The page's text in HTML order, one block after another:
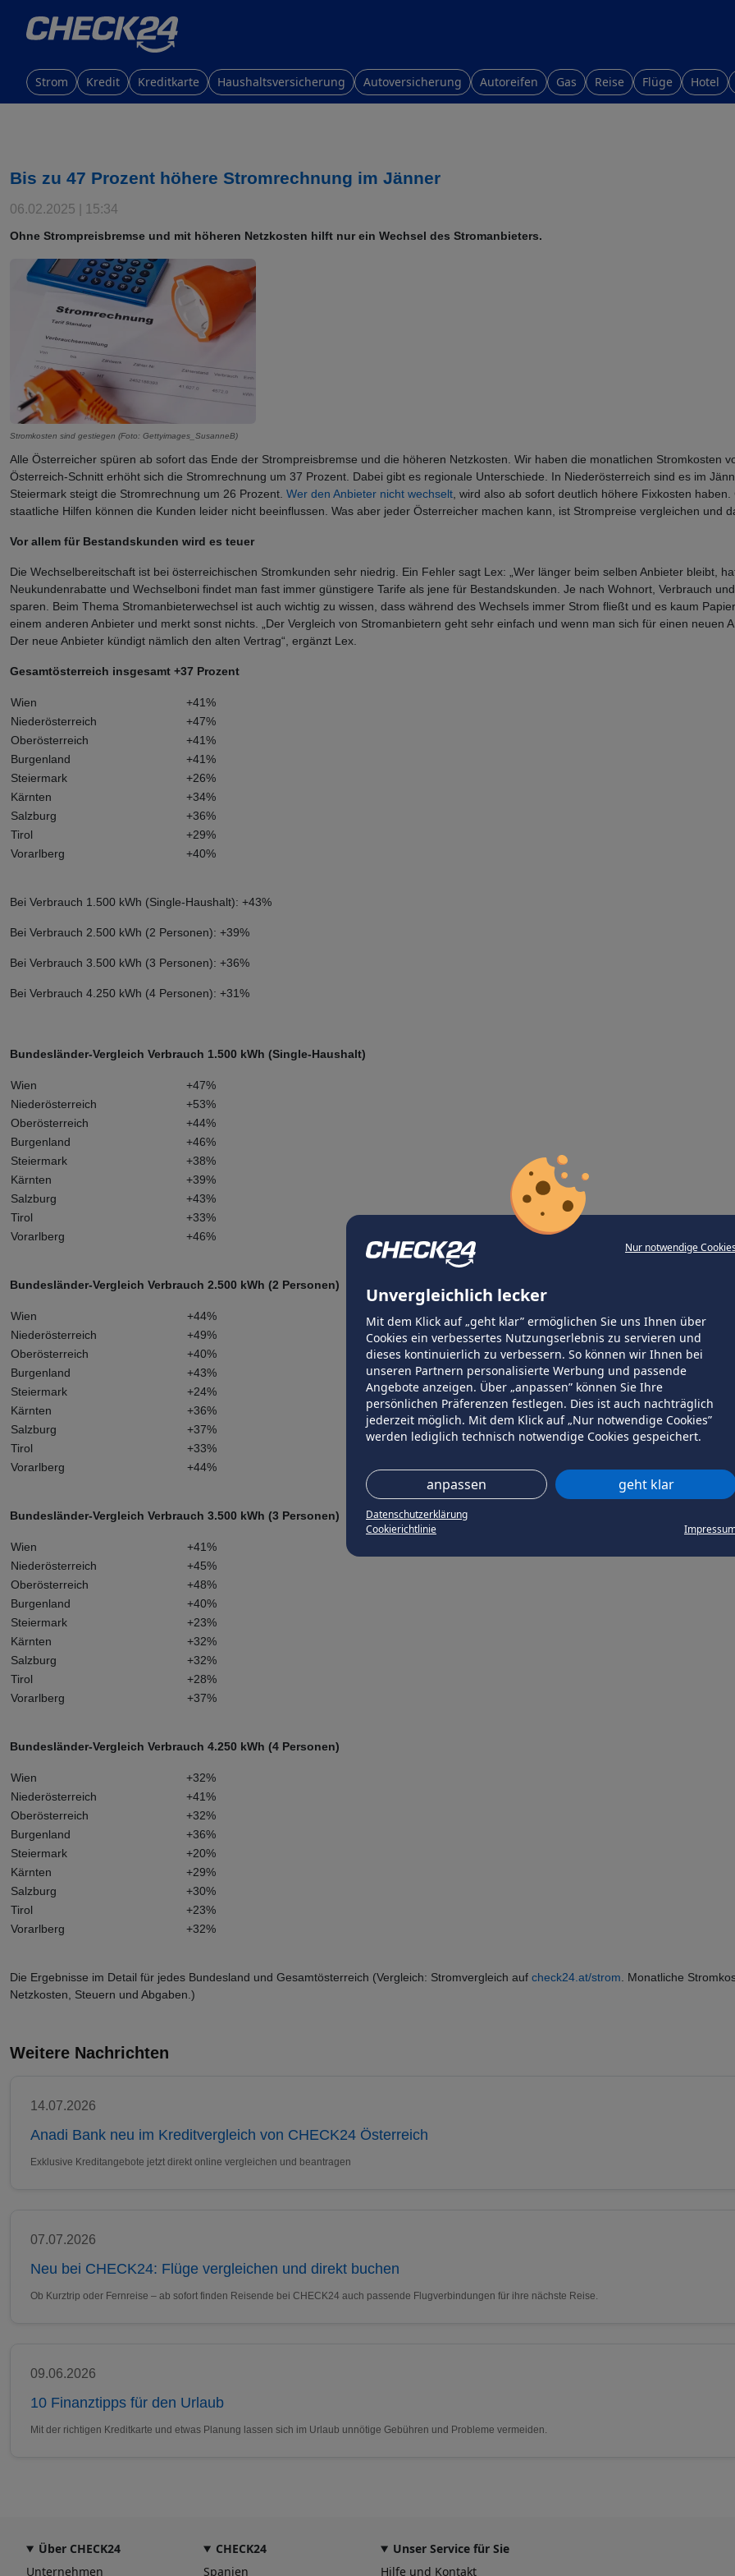
Nur notwendige
Unvergleichlich lecker
Mit dem Klick auf „geht klar” ermöglichen Sie uns Ihnen über
Cookies ein verbessertes Nutzungserlebnis zu servieren und
dieses kontinuierlich zu verbessern. So können wir Ihnen bei
unseren Partnern personalisierte Werbung und passende
Angebote anzeigen. Über „anpassen” können Sie Ihre
persönlichen Präferenzen festlegen. Dies ist auch nachträglich
jederzeit möglich. Mit dem Klick auf „Nur notwendige Cookies”
werden lediglich technisch notwendige Cookies gespeichert.
anpassen geht klar
Datenschutzerklärung
Cookierichtlinie
Strom Kredit Kreditkarte Haushaltsversicherung Autoversicherung Autoreifen Gas Reise Flüge Hotel
Bis zu 47 Prozent höhere Stromrechnung im Jänner
06.02.2025 | 15:34
Ohne Strompreisbremse und mit höheren Netzkosten hilft nur ein Wechsel des Stromanbieters.
Stromkosten sind gestiegen (Foto: Gettyimages_SusanneB)
Alle Österreicher spüren ab sofort das Ende der Strompreisbremse und die höheren Netzkosten. Wir haben die monatlichen Stromkosten
Österreich-Schnitt erhöht sich die Stromrechnung um 37 Prozent. Dabei gibt es regionale Unterschiede. In Niederösterreich sind es im
Steiermark steigt die Stromrechnung um 26 Prozent. Wer den Anbieter nicht wechselt , wird also ab sofort deutlich höhere Fixkosten
staatliche Hilfen können die Kunden leider nicht beeinflussen. Was aber jeder Österreicher machen kann, ist Strompreise vergleichen und
Vor allem für Bestandskunden wird es teuer
Die Wechselbereitschaft ist bei österreichischen Stromkunden sehr niedrig. Ein Fehler sagt Lex: „Wer länger beim selben Anbieter bleibt,
Neukundenrabatte und Wechselboni findet man fast immer günstigere Tarife als jene für Bestandskunden. Je nach Wohnort, Verbrauch
sparen. Beim Thema Stromanbieterwechsel ist auch wichtig zu wissen, dass während des Wechsels immer Strom fließt und es kaum
einem anderen Anbieter und merkt sonst nichts. „Der Vergleich von Stromanbietern geht sehr einfach und wenn man sich für einen neuen
Der neue Anbieter kündigt nämlich den alten Vertrag“, ergänzt Lex.
Gesamtösterreich insgesamt +37 Prozent
Wien
+41%
Niederösterreich
+47%
Oberösterreich
+41%
Burgenland
+41%
Steiermark
+26%
Kärnten
+34%
Salzburg
+36%
Tirol
+29%
Vorarlberg
+40%
Bei Verbrauch 1.500 kWh (Single-Haushalt): +43%
Bei Verbrauch 2.500 kWh (2 Personen): +39%
Bei Verbrauch 3.500 kWh (3 Personen): +36%
Bei Verbrauch 4.250 kWh (4 Personen): +31%
Bundesländer-Vergleich Verbrauch 1.500 kWh (Single-Haushalt)
Wien
+47%
Niederösterreich
+53%
Oberösterreich
+44%
Burgenland
+46%
Steiermark
+38%
Kärnten
+39%
Salzburg
+43%
Tirol
+33%
Vorarlberg
+46%
Bundesländer-Vergleich Verbrauch 2.500 kWh (2 Personen)
Wien
+44%
Niederösterreich
+49%
Oberösterreich
+40%
Burgenland
+43%
Steiermark
+24%
Kärnten
+36%
Salzburg
+37%
Tirol
+33%
Vorarlberg
+44%
Bundesländer-Vergleich Verbrauch 3.500 kWh (3 Personen)
Wien
+41%
Niederösterreich
+45%
Oberösterreich
+48%
Burgenland
+40%
Steiermark
+23%
Kärnten
+32%
Salzburg
+32%
Tirol
+28%
Vorarlberg
+37%
Bundesländer-Vergleich Verbrauch 4.250 kWh (4 Personen)
Wien
+32%
Niederösterreich
+41%
Oberösterreich
+32%
Burgenland
+36%
Steiermark
+20%
Kärnten
+29%
Salzburg
+30%
Tirol
+23%
Vorarlberg
+32%
Die Ergebnisse im Detail für jedes Bundesland und Gesamtösterreich (Vergleich: Stromvergleich auf check24.at/strom . Monatliche
Netzkosten, Steuern und Abgaben.)
Weitere Nachrichten
14.07.2026
Anadi Bank neu im Kreditvergleich von CHECK24 Österreich
Exklusive Kreditangebote jetzt direkt online vergleichen und beantragen
07.07.2026
Neu bei CHECK24: Flüge vergleichen und direkt buchen
Ob Kurztrip oder Fernreise – ab sofort finden Reisende bei CHECK24 auch passende Flugverbindungen für ihre nächste Reise.
09.06.2026
10 Finanztipps für den Urlaub
Mit der richtigen Kreditkarte und etwas Planung lassen sich im Urlaub unnötige Gebühren und Probleme vermeiden.
Über CHECK24
Unternehmen
CHECK24
Spanien
Unser Service für Sie
Hilfe und Kontakt